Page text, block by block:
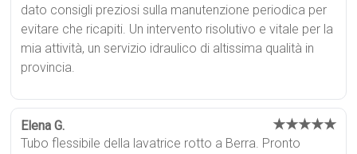
dato consigli preziosi sulla manutenzione periodica per
evitare che ricapiti. Un intervento risolutivo e vitale per la
mia attività, un servizio idraulico di altissima qualità in
provincia.
Elena G. ★★★★★
Tubo flessibile della lavatrice rotto a Berra. Pronto